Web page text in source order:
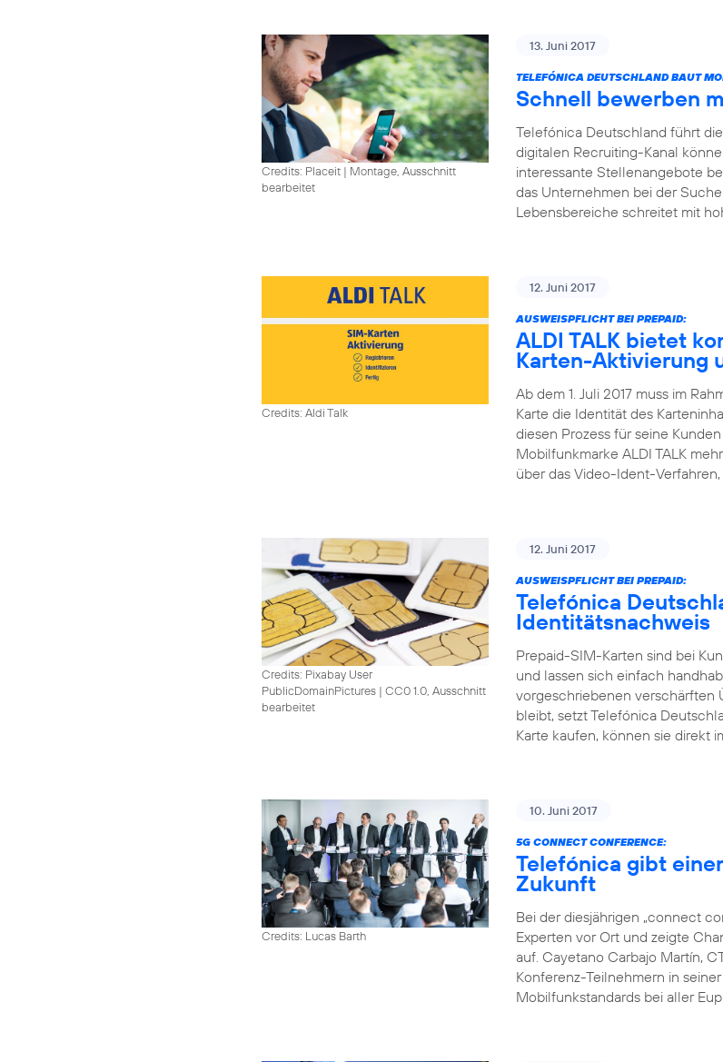
Credits: Placeit | Montage, Ausschnitt
bearbeitet
13. Juni 2017
TELEFÓNICA DEUTSCHLAND BAUT
Schnell bewerben
Telefónica Deutschland führt
digitalen Recruiting-Kanal
interessante Stellenangebote
das Unternehmen bei der
Lebensbereiche schreitet mit
Credits: Aldi Talk
12. Juni 2017
AUSWEISPFLICHT BEI PREPAID:
ALDI TALK bietet
Karten-Aktivierung
Ab dem 1. Juli 2017 muss im
Karte die Identität des
diesen Prozess für seine
Mobilfunkmarke ALDI TALK
über das Video-Ident-
Credits: Pixabay User
PublicDomainPictures | CC0 1.0, Ausschnitt
bearbeitet
12. Juni 2017
AUSWEISPFLICHT BEI PREPAID:
Telefónica
Identitätsnachweis
Prepaid-SIM-Karten sind bei
und lassen sich einfach
vorgeschriebenen verschärften
bleibt, setzt Telefónica
Karte kaufen, können sie direkt
Credits: Lucas Barth
10. Juni 2017
5G CONNECT CONFERENCE:
Telefónica gibt
Zukunft
Bei der diesjährigen „connect
Experten vor Ort und zeigte
auf. Cayetano Carbajo Martín,
Konferenz-Teilnehmern in
Mobilfunkstandards bei aller